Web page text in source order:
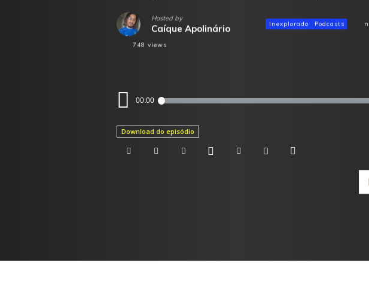
Hosted by
Caíque Apolinário Inexplorado Podcasts
748 views
Tocador
de
00:00
Download do episódio